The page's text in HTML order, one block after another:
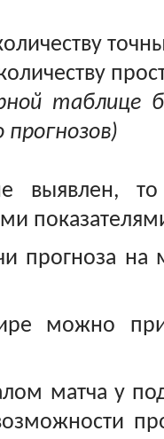
таблице
выявлен,
прогноза на
можно
матча у